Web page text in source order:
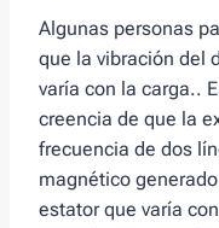
Algunas personas
que la vibración del
varía con la carga..
creencia de que la
frecuencia de dos
magnético
estator que varía